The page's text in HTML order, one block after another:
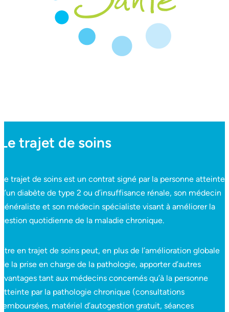
Le trajet de soins
Le trajet de soins est un contrat signé par la personne atteinte
d’un diabète de type 2 ou d’insuffisance rénale, son médecin
généraliste et son médecin spécialiste visant à améliorer la
gestion quotidienne de la maladie chronique.
Être en trajet de soins peut, en plus de l’amélioration globale
de la prise en charge de la pathologie, apporter d’autres
avantages tant aux médecins concernés qu’à la personne
atteinte par la pathologie chronique (consultations
remboursées, matériel d’autogestion gratuit, séances